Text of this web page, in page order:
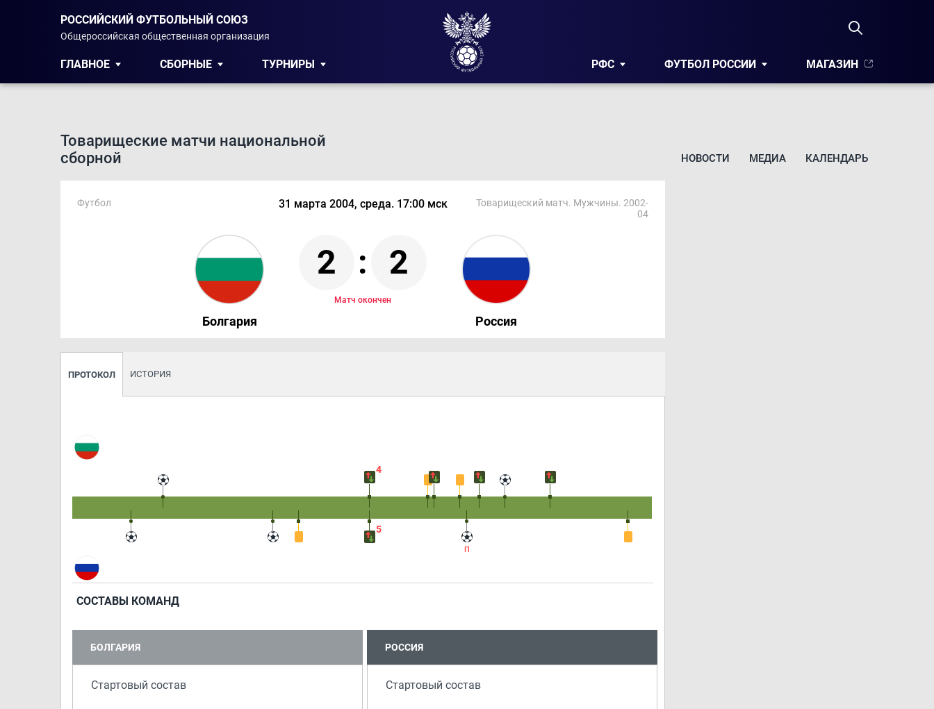
РОССИЙСКИЙ ФУТБОЛЬНЫЙ СОЮЗ
Общероссийская общественная организация
ГЛАВНОЕ СБОРНЫЕ ТУРНИРЫ РФС ФУТБОЛ РОССИИ МАГАЗИН
Товарищеские матчи национальной
сборной
НОВОСТИ МЕДИА КАЛЕНДАРЬ
Футбол 31 марта 2004, среда. 17:00 мск
Товарищеский матч. Мужчины. 2002-
04
Болгария
2 : 2
Матч окончен
Россия
ПРОТОКОЛ ИСТОРИЯ
4
5
СОСТАВЫ КОМАНД
БОЛГАРИЯ
Стартовый состав
РОССИЯ
Стартовый состав